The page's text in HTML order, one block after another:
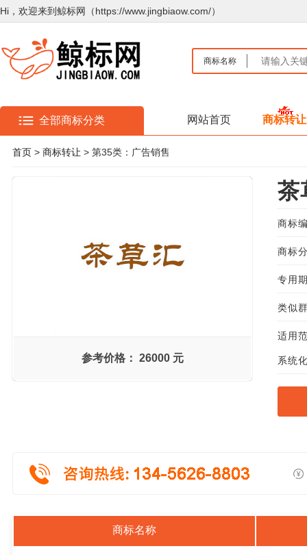
Hi，欢迎来到鲸标网（https://www.jingbiaow.com/）
商标名称
全部商标分类 网站首页 商标转让
首页 > 商标转让 > 第35类：广告销售
参考价格： 26000 元
茶
商标
商标
专用
类似
适用
系统
商标名称